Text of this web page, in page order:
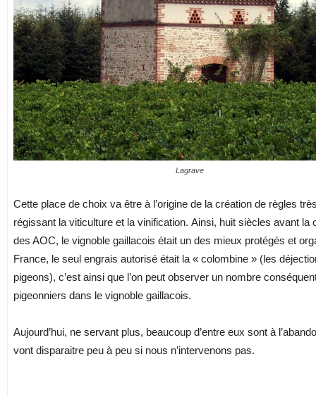
Lagrave
Cette place de choix va être à l’origine de la création de règles
régissant la viticulture et la vinification. Ainsi, huit siècles avant la
des AOC, le vignoble gaillacois était un des mieux protégés et
France, le seul engrais autorisé était la « colombine » (les
pigeons), c’est ainsi que l’on peut observer un nombre
pigeonniers dans le vignoble gaillacois.
Aujourd’hui, ne servant plus, beaucoup d’entre eux sont à
vont disparaitre peu à peu si nous n’intervenons pas.